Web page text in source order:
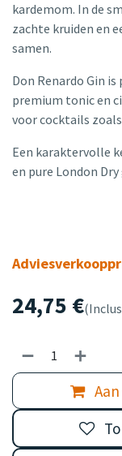
kardemom. In de
zachte kruiden en
samen.
Don Renardo Gin
premium tonic en
voor cocktails
Een karaktervolle
en pure London Dry
24,75 €